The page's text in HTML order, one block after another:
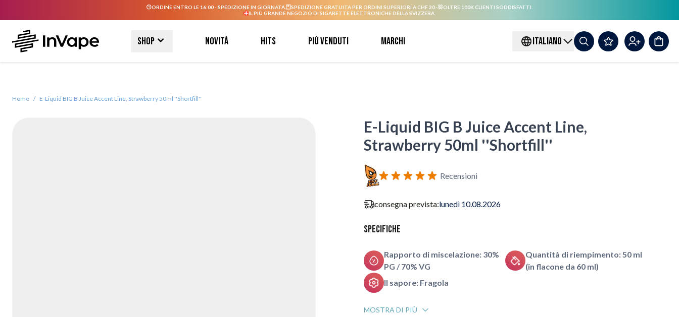
ORDINE ENTRO LE 16:00 - SPEDIZIONE IN GIORNATA. SPEDIZIONE GRATUITA PER ORDINI SUPERIORI A CHF 20.-
OLTRE 100K CLIENTI SODDISFATTI.
IL PIÙ GRANDE NEGOZIO DI SIGARETTE ELETTRONICHE DELLA SVIZZERA.
Shop Novità Hits Più venduti Marchi ITALIANO
Home / E-Liquid BIG B Juice Accent Line, Strawberry 50ml ''Shortfill''
E-Liquid BIG B Juice Accent Line,
Strawberry 50ml ''Shortfill''
Recensioni
consegna prevista:lunedì 10.08.2026
Specifiche
Rapporto di miscelazione: 30%
PG / 70% VG
Quantità di riempimento: 50 ml
(in flacone da 60 ml)
Il sapore: Fragola
MOSTRA DI PIÙ